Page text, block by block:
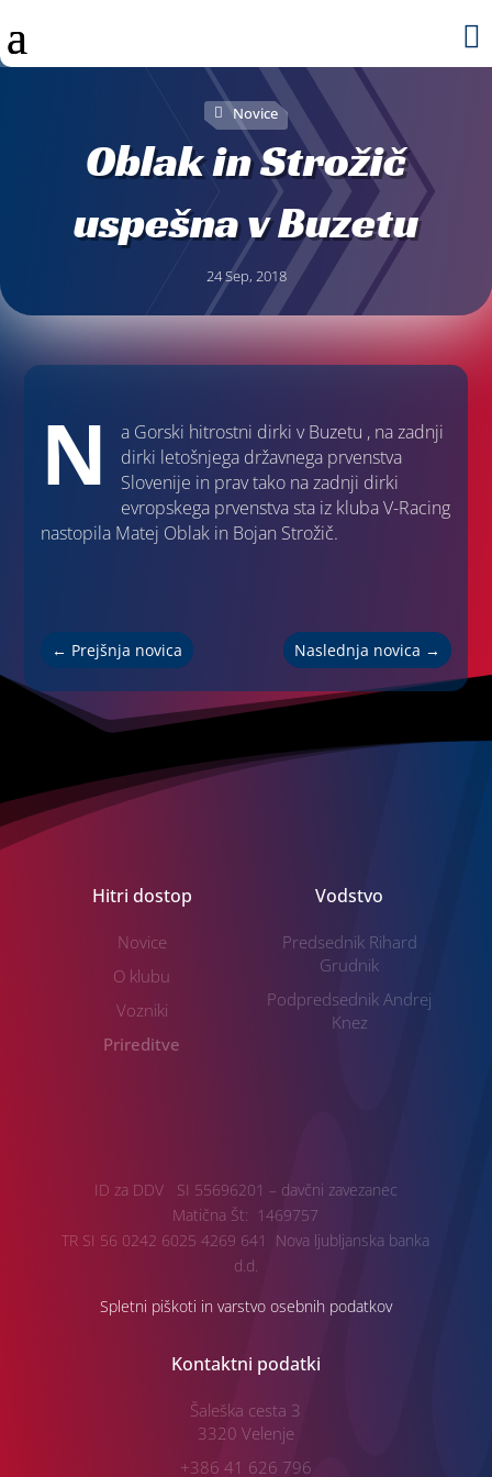

Novice
Oblak in Strožič
uspešna v Buzetu
24 Sep, 2018
N
a Gorski hitrostni dirki v Buzetu , na zadnji
dirki letošnjega državnega prvenstva
Slovenije in prav tako na zadnji dirki
evropskega prvenstva sta iz kluba V-Racing
nastopila Matej Oblak in Bojan Strožič.
← Prejšnja novica Naslednja novica →
Hitri dostop
Novice
O klubu
Vozniki
Prireditve
Vodstvo
Predsednik Rihard
Grudnik
Podpredsednik Andrej
Knez
ID za DDV SI 55696201 – davčni zavezanec
Matična Št: 1469757
TR SI 56 0242 6025 4269 641 Nova ljubljanska banka
d.d.
Spletni piškoti in varstvo osebnih podatkov
Kontaktni podatki
Šaleška cesta 3
3320 Velenje
+386 41 626 796